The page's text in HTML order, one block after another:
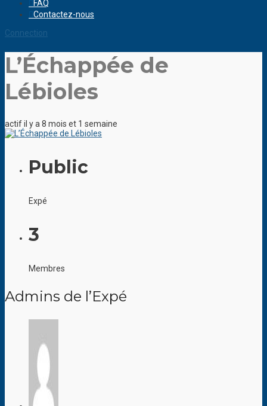
FAQ
Contactez-nous
Connection
L’Échappée de
Lébioles
actif il y a 8 mois et 1 semaine
Public
Expé
3
Membres
Admins de l’Expé